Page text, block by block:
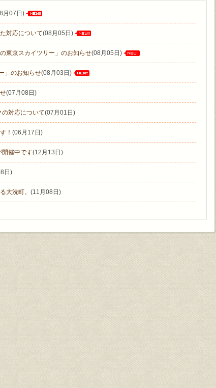
月07日)
対応について(08月05日)
東京スカイツリー」のお知らせ(08月05日)
」のお知らせ(08月03日)
(07月08日)
対応について(07月01日)
！ (06月17日)
開催中です(12月13日)
日)
大洗町。 (11月08日)